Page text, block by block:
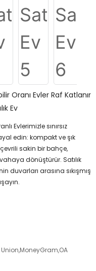
Oranı Evler Raf Katlanır
Ev
Evlerimizle sınırsız
edin: kompakt ve şık
sakin bir bahçe,
dönüştürür. Satılık
duvarları arasına sıkışmış
Union,MoneyGram,OA